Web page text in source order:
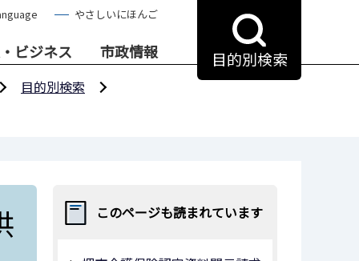
やさしいにほんご
ビジネス 市政情報 目的別検索
目的別検索
このページも読まれています